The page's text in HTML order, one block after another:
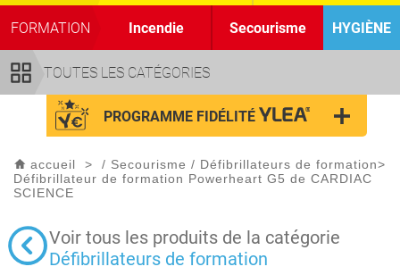
TOUTES LES CATÉGORIES
FORMATION Incendie Secourisme HYGIÈNE
PROGRAMME FIDÉLITÉ
accueil > / Secourisme / Défibrillateurs de formation>
Défibrillateur de formation Powerheart G5 de CARDIAC
SCIENCE
Voir tous les produits de la catégorie
Défibrillateurs de formation